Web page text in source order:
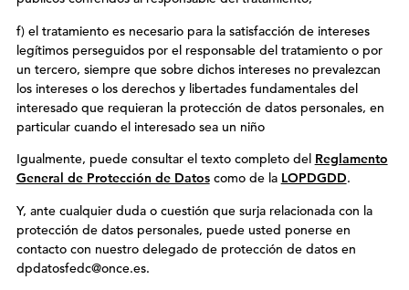
f) el tratamiento es necesario para la satisfacción de intereses
legítimos perseguidos por el responsable del tratamiento o por
un tercero, siempre que sobre dichos intereses no prevalezcan
los intereses o los derechos y libertades fundamentales del
interesado que requieran la protección de datos personales, en
particular cuando el interesado sea un niño
Igualmente, puede consultar el texto completo del Reglamento
General de Protección de Datoscomo de la LOPDGDD.
Y, ante cualquier duda o cuestión que surja relacionada con la
protección de datos personales, puede usted ponerse en
contacto con nuestro delegado de protección de datos en
dpdatosfedc@once.es.